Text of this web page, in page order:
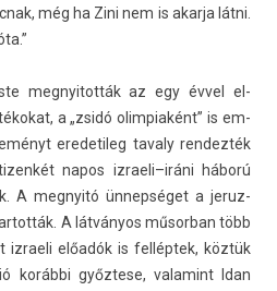
még ha Zini nem is akar­ja látni.
meg­nyitot­ták az egy évvel el­
a „zsidó olim­piaként” is em­
eredetileg tava­ly re­ndez­ték
napos iz­raeli–iráni háború
A meg­nyitó ünnepséget a jeruz­
A látványos műsor­ban több
iz­raeli előadók is felléptek, köztük
korábbi győztese, valamint Idan